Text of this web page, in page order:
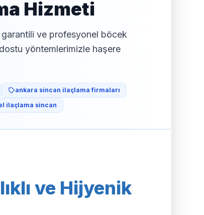
Hizmeti
garantili ve profesyonel böcek
yöntemlerimizle haşere
ankara sincan ilaçlama firmaları
ilaçlama sincan
ve Hijyenik